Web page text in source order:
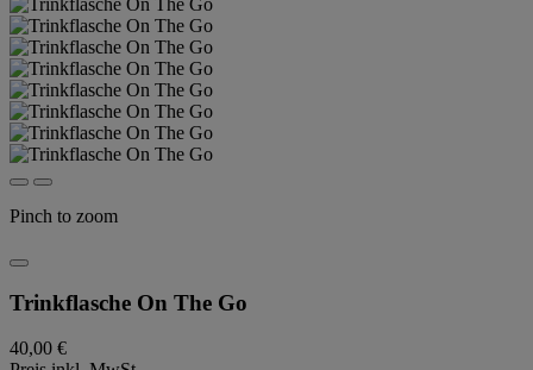
Pinch to zoom
Trinkflasche On The Go
40,00 €